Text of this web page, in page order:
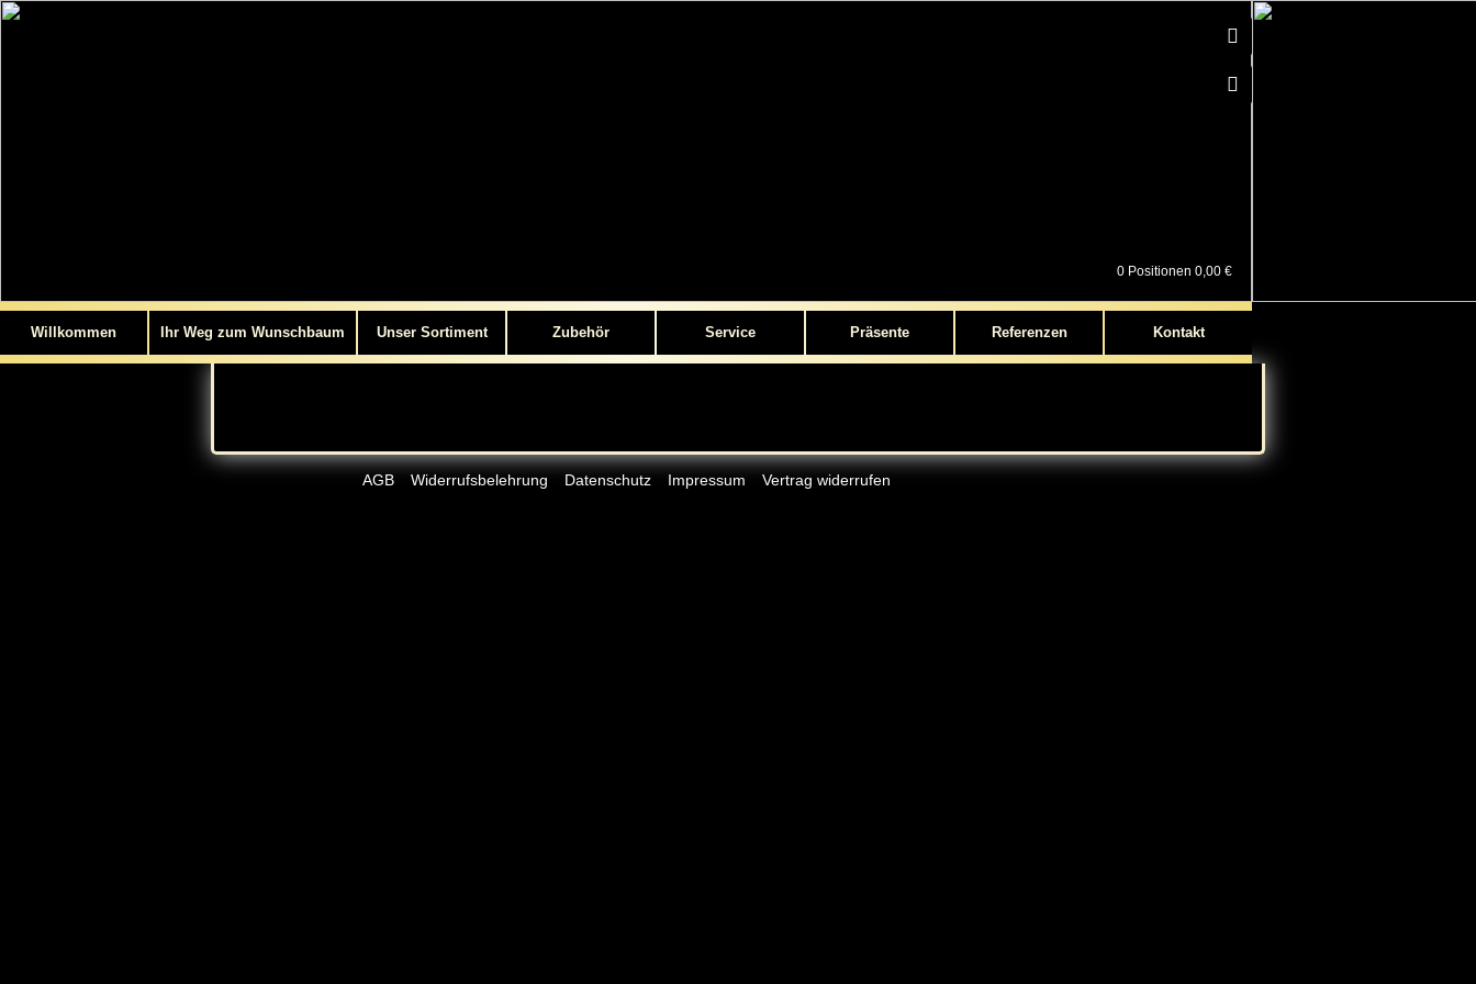
0 Positionen 0,00 €
Willkommen Ihr Weg zum Wunschbaum Unser Sortiment Zubehör Service Präsente Referenzen Kontakt
AGB Widerrufsbelehrung Datenschutz Impressum Vertrag widerrufen